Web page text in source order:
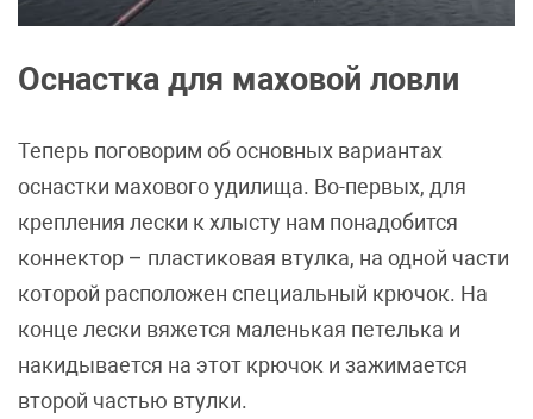
Оснастка для маховой ловли
Теперь поговорим об основных вариантах
оснастки махового удилища. Во-первых, для
крепления лески к хлысту нам понадобится
коннектор – пластиковая втулка, на одной части
которой расположен специальный крючок. На
конце лески вяжется маленькая петелька и
накидывается на этот крючок и зажимается
второй частью втулки.